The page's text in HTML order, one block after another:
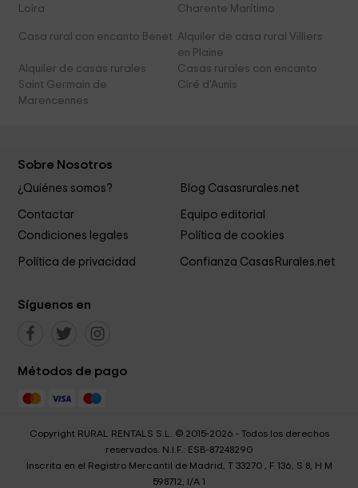
Loira
Charente Marítimo
Casa rural con encanto Benet Alquiler de casa rural Villiers
en Plaine
Alquiler de casas rurales
Saint Germain de
Marencennes
Casas rurales con encanto
Ciré d'Aunis
Sobre Nosotros
¿Quiénes somos? Blog Casasrurales.net
Contactar
Equipo editorial
Condiciones legales
Política de cookies
Política de privacidad Confianza CasasRurales.net
Síguenos en
Métodos de pago
Copyright RURAL RENTALS S.L. © 2015-2026 - Todos los derechos
reservados. N.I.F.: ESB-87248290
Inscrita en el Registro Mercantil de Madrid, T 33270 , F 136, S 8, H M
598712, I/A 1